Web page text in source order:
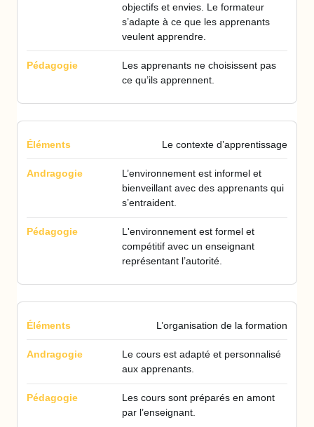
objectifs et envies. Le formateur
s’adapte à ce que les apprenants
veulent apprendre.
Les apprenants ne choisissent pas
ce qu’ils apprennent.
Le contexte d’apprentissage
L’environnement est informel et
bienveillant avec des apprenants qui
s’entraident.
L'environnement est formel et
compétitif avec un enseignant
représentant l’autorité.
L’organisation de la formation
Le cours est adapté et personnalisé
aux apprenants.
Les cours sont préparés en amont
par l’enseignant.